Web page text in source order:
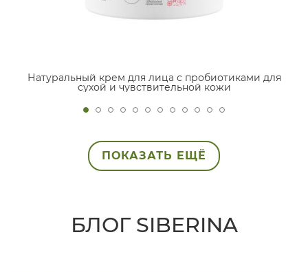
Натуральный крем для лица с пробиотиками для
сухой и чувствительной кожи
ПОКАЗАТЬ ЕЩЁ
БЛОГ SIBERINA